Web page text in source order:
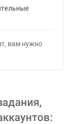
вам нужно